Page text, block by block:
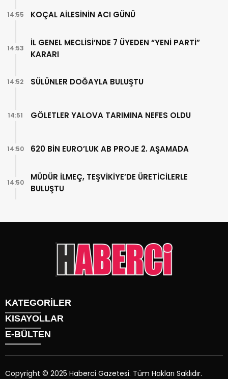
KOÇAL AİLESİNİN ACI GÜNÜ
14:55
İL GENEL MECLİSİ’NDE 7 ÜYEDEN “YENİ PARTİ”
KARARI
14:53
SÜLÜNLER DOĞAYLA BULUŞTU
14:52
GÖLETLER YALOVA TARIMINA NEFES OLDU
14:51
620 BİN EURO’LUK AB PROJE 2. AŞAMADA
14:50
MÜDÜR İLMEÇ, TEŞVİKİYE’DE ÜRETİCİLERLE
BULUŞTU
14:50
KATEGORİLER
Gündem
Siyaset
Sağlık
KISAYOLLAR
Künye
Üyelik
İletişim
E-BÜLTEN
Copyright © 2025 Haberci Gazetesi. Tüm Hakları Saklıdır.